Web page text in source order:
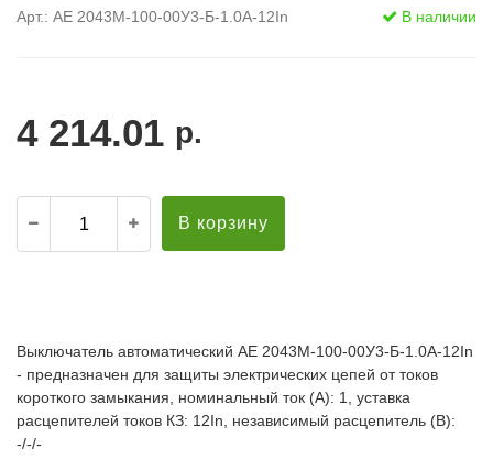
Арт.: АЕ 2043М-100-00У3-Б-1.0А-12In В наличии
4 214.01 р.
В корзину
Выключатель автоматический АЕ 2043М-100-00У3-Б-1.0А-12In
- предназначен для защиты электрических цепей от токов
короткого замыкания, номинальный ток (А): 1, уставка
расцепителей токов КЗ: 12In, независимый расцепитель (В):
-/-/-